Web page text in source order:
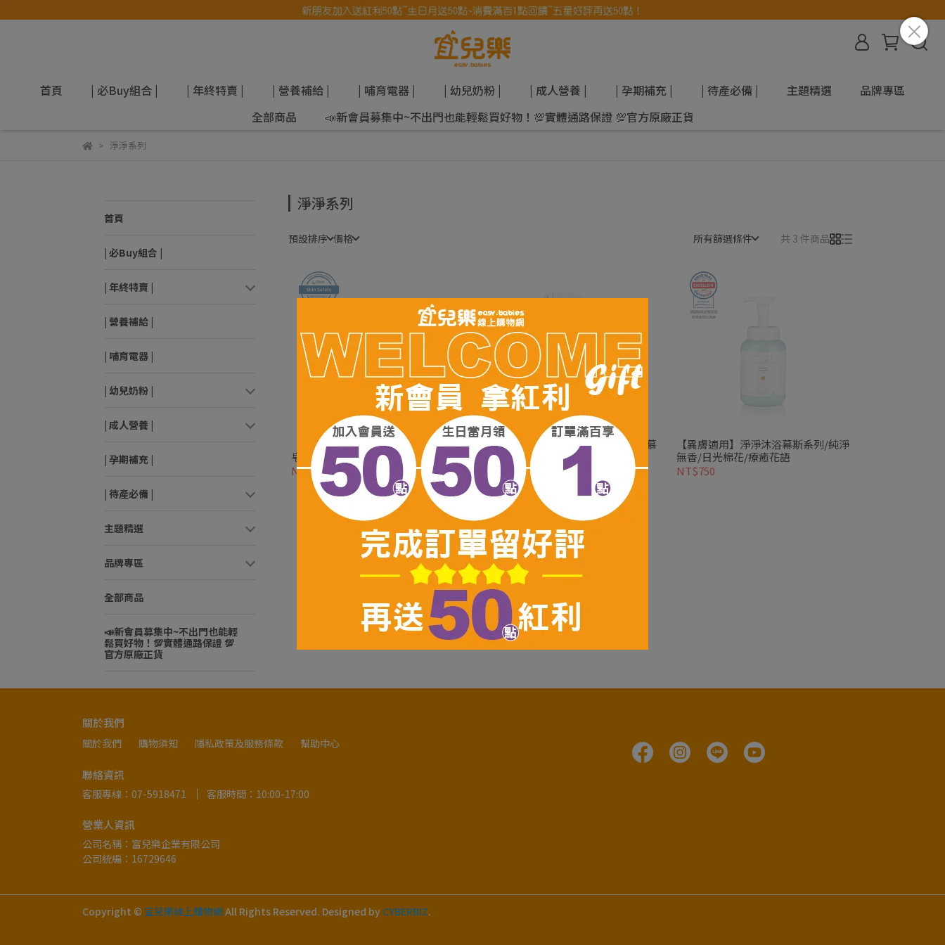
首頁 | 必Buy組合 | | 年終特賣 | | 營養補給 | | 哺育電器 | | 幼兒奶粉 | | 成人營養 | | 孕期補充 | | 待產必備 | 主題精選
品牌專區
全部商品
📣新會員募集中~不出門也能輕鬆買好物！💯實體通路保證 💯官方原廠正貨
淨淨系列
首頁
| 必Buy組合 |
| 年終特賣 |
| 營養補給 |
| 哺育電器 |
| 幼兒奶粉 |
| 成人營養 |
| 孕期補充 |
| 待產必備 |
主題精選
品牌專區
全部商品
📣新會員募集中~不出門也能輕
鬆買好物！💯實體通路保證 💯
官方原廠正貨
淨淨系列
預設排序 價格 所有篩選條件 共 3 件商品
【媽媽洗奶瓶神隊友】淨淨食器清潔
皂系列
NT$140
【家事好幫手】淨淨除垢系列/除垢慕
斯/除黴凝膠
NT$270
【異膚適用】淨淨沐浴幕斯系列/純淨
無香/日光棉花/療癒花語
NT$750
關於我們
關於我們 購物須知 隱私政策及服務條款 幫助中心
聯絡資訊
客服專線：07-5918471 客服時間：10:00-17:00
營業人資訊
公司名稱：富兒樂企業有限公司
公司統編：16729646
Copyright © 宜兒樂線上購物網All Rights Reserved. Designed by CYBERBIZ.